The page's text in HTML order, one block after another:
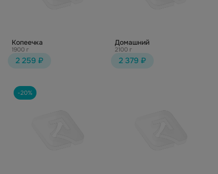
Копеечка
1900 г
2 259 ₽
Домашний
2100 г
2 379 ₽
-20%